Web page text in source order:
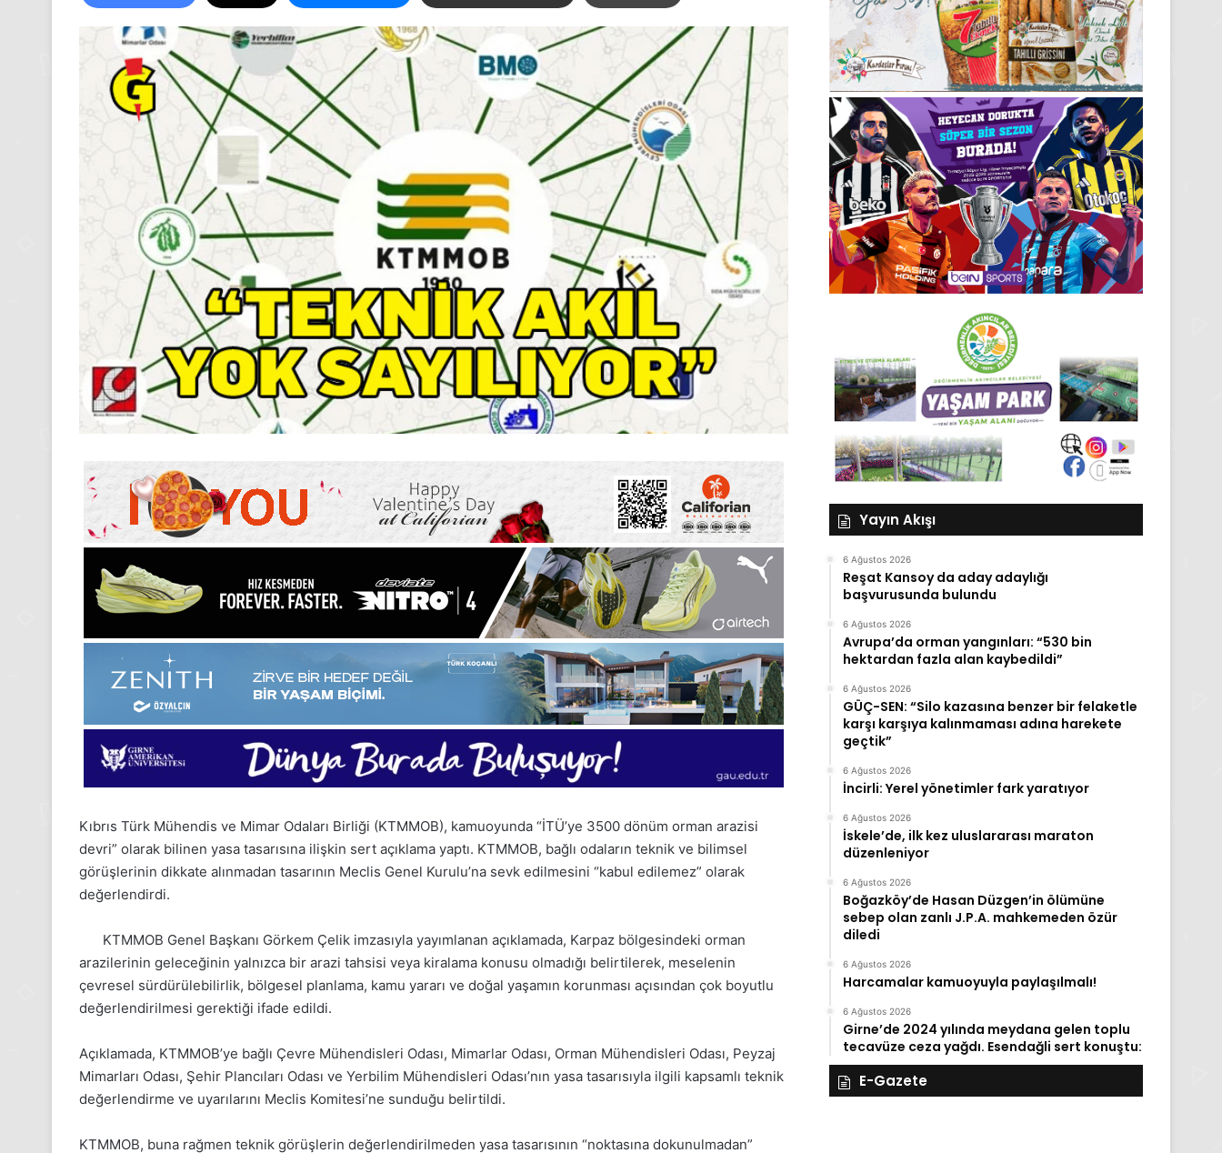
Kıbrıs Türk Mühendis ve Mimar Odaları Birliği (KTMMOB), kamuoyunda “İTÜ’ye 3500 dönüm orman arazisi
devri” olarak bilinen yasa tasarısına ilişkin sert açıklama yaptı. KTMMOB, bağlı odaların teknik ve bilimsel
görüşlerinin dikkate alınmadan tasarının Meclis Genel Kurulu’na sevk edilmesini “kabul edilemez” olarak
değerlendirdi.
KTMMOB Genel Başkanı Görkem Çelik imzasıyla yayımlanan açıklamada, Karpaz bölgesindeki orman
arazilerinin geleceğinin yalnızca bir arazi tahsisi veya kiralama konusu olmadığı belirtilerek, meselenin
çevresel sürdürülebilirlik, bölgesel planlama, kamu yararı ve doğal yaşamın korunması açısından çok boyutlu
değerlendirilmesi gerektiği ifade edildi.
Açıklamada, KTMMOB’ye bağlı Çevre Mühendisleri Odası, Mimarlar Odası, Orman Mühendisleri Odası, Peyzaj
Mimarları Odası, Şehir Plancıları Odası ve Yerbilim Mühendisleri Odası’nın yasa tasarısıyla ilgili kapsamlı teknik
değerlendirme ve uyarılarını Meclis Komitesi’ne sunduğu belirtildi.
KTMMOB, buna rağmen teknik görüşlerin değerlendirilmeden yasa tasarısının “noktasına dokunulmadan”
Yayın Akışı
6 Ağustos 2026
Reşat Kansoy da aday adaylığı
başvurusunda bulundu
6 Ağustos 2026
Avrupa’da orman yangınları: “530 bin
hektardan fazla alan kaybedildi”
6 Ağustos 2026
GÜÇ-SEN: “Silo kazasına benzer bir felaketle
karşı karşıya kalınmaması adına harekete
geçtik”
6 Ağustos 2026
İncirli: Yerel yönetimler fark yaratıyor
6 Ağustos 2026
İskele’de, ilk kez uluslararası maraton
düzenleniyor
6 Ağustos 2026
Boğazköy’de Hasan Düzgen’in ölümüne
sebep olan zanlı J.P.A. mahkemeden özür
diledi
6 Ağustos 2026
Harcamalar kamuoyuyla paylaşılmalı!
6 Ağustos 2026
Girne’de 2024 yılında meydana gelen toplu
tecavüze ceza yağdı. Esendağli sert konuştu:
E-Gazete
Kasım
Aralık